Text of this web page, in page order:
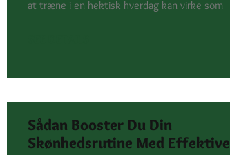
at træne i en hektisk hverdag kan virke som
Sådan Booster Du Din
Skønhedsrutine Med Effektive